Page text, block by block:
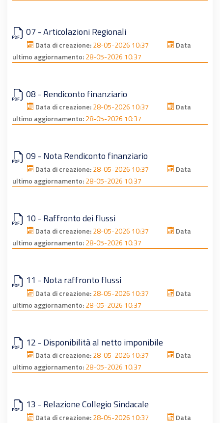
07 - Articolazioni Regionali
Data di creazione:28-05-2026 10:37
Data
ultimo aggiornamento:28-05-2026 10:37
08 - Rendiconto finanziario
Data di creazione:28-05-2026 10:37
Data
ultimo aggiornamento:28-05-2026 10:37
09 - Nota Rendiconto finanziario
Data di creazione:28-05-2026 10:37
Data
ultimo aggiornamento:28-05-2026 10:37
10 - Raffronto dei flussi
Data di creazione:28-05-2026 10:37
Data
ultimo aggiornamento:28-05-2026 10:37
11 - Nota raffronto flussi
Data di creazione:28-05-2026 10:37
Data
ultimo aggiornamento:28-05-2026 10:37
12 - Disponibilità al netto imponibile
Data di creazione:28-05-2026 10:37
Data
ultimo aggiornamento:28-05-2026 10:37
13 - Relazione Collegio Sindacale
Data di creazione:28-05-2026 10:37 Data